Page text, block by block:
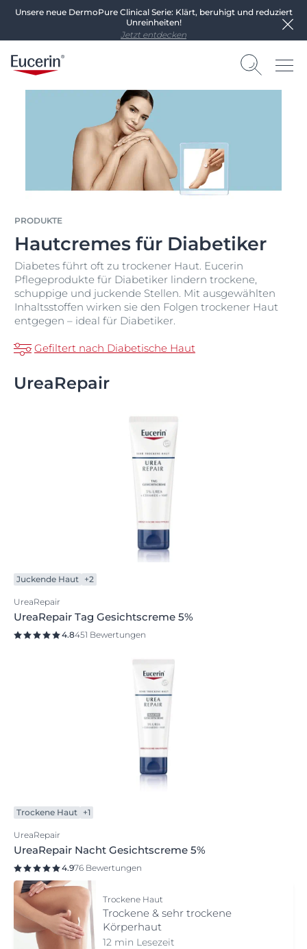
Unsere neue DermoPure Clinical Serie: Klärt, beruhigt und reduziert
Unreinheiten!
Jetzt entdecken
PRODUKTE
Hautcremes für Diabetiker
Diabetes führt oft zu trockener Haut. Eucerin
Pflegeprodukte für Diabetiker lindern trockene,
schuppige und juckende Stellen. Mit ausgewählten
Inhaltsstoffen wirken sie den Folgen trockener Haut
entgegen – ideal für Diabetiker.
Gefiltert nach Diabetische Haut
UreaRepair
Juckende Haut +2
UreaRepair
UreaRepair Tag Gesichtscreme 5%
4.8451 Bewertungen
Trockene Haut +1
UreaRepair
UreaRepair Nacht Gesichtscreme 5%
4.976 Bewertungen
Trockene Haut
Trockene & sehr trockene
Körperhaut
12 min Lesezeit